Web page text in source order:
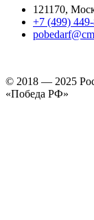
121170,
+7 (499)
© 2018 — 2025
«Победа РФ»